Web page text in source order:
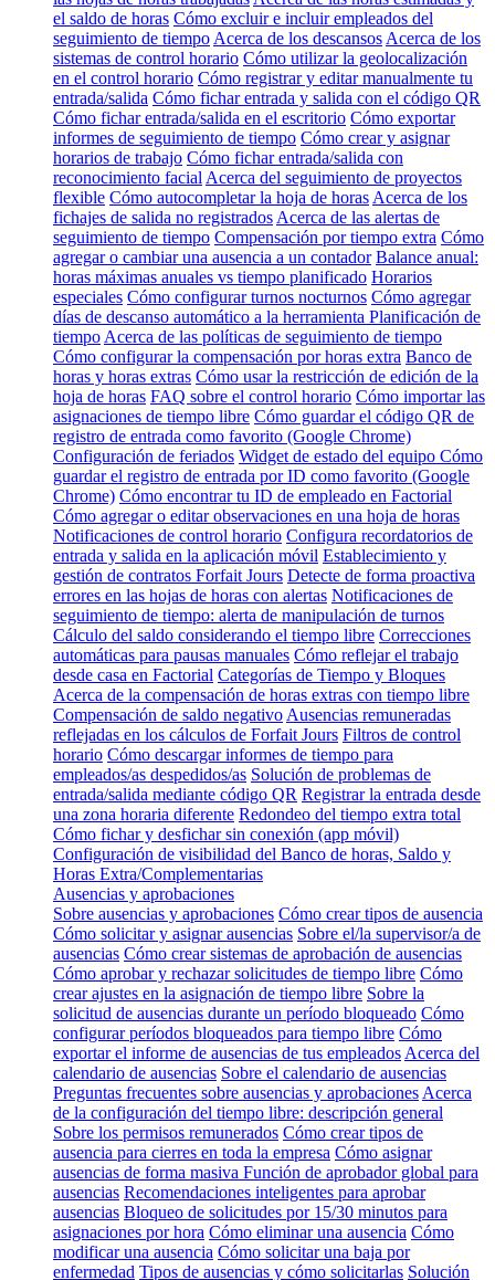
el saldo de horas Cómo excluir e incluir empleados del
seguimiento de tiempo Acerca de los descansos Acerca de los
sistemas de control horario Cómo utilizar la geolocalización
en el control horario Cómo registrar y editar manualmente tu
entrada/salida Cómo fichar entrada y salida con el código QR
Cómo fichar entrada/salida en el escritorio Cómo exportar
informes de seguimiento de tiempo Cómo crear y asignar
horarios de trabajo Cómo fichar entrada/salida con
reconocimiento facial Acerca del seguimiento de proyectos
flexible Cómo autocompletar la hoja de horas Acerca de los
fichajes de salida no registrados Acerca de las alertas de
seguimiento de tiempo Compensación por tiempo extra Cómo
agregar o cambiar una ausencia a un contador Balance anual:
horas máximas anuales vs tiempo planificado Horarios
especiales Cómo configurar turnos nocturnos Cómo agregar
días de descanso automático a la herramienta Planificación de
tiempo Acerca de las políticas de seguimiento de tiempo
Cómo configurar la compensación por horas extra Banco de
horas y horas extras Cómo usar la restricción de edición de la
hoja de horas FAQ sobre el control horario Cómo importar las
asignaciones de tiempo libre Cómo guardar el código QR de
registro de entrada como favorito (Google Chrome)
Configuración de feriados Widget de estado del equipo Cómo
guardar el registro de entrada por ID como favorito (Google
Chrome) Cómo encontrar tu ID de empleado en Factorial
Cómo agregar o editar observaciones en una hoja de horas
Notificaciones de control horario Configura recordatorios de
entrada y salida en la aplicación móvil Establecimiento y
gestión de contratos Forfait Jours Detecte de forma proactiva
errores en las hojas de horas con alertas Notificaciones de
seguimiento de tiempo: alerta de manipulación de turnos
Cálculo del saldo considerando el tiempo libre Correcciones
automáticas para pausas manuales Cómo reflejar el trabajo
desde casa en Factorial Categorías de Tiempo y Bloques
Acerca de la compensación de horas extras con tiempo libre
Compensación de saldo negativo Ausencias remuneradas
reflejadas en los cálculos de Forfait Jours Filtros de control
horario Cómo descargar informes de tiempo para
empleados/as despedidos/as Solución de problemas de
entrada/salida mediante código QR Registrar la entrada desde
una zona horaria diferente Redondeo del tiempo extra total
Cómo fichar y desfichar sin conexión (app móvil)
Configuración de visibilidad del Banco de horas, Saldo y
Horas Extra/Complementarias
Ausencias y aprobaciones
Sobre ausencias y aprobaciones Cómo crear tipos de ausencia
Cómo solicitar y asignar ausencias Sobre el/la supervisor/a de
ausencias Cómo crear sistemas de aprobación de ausencias
Cómo aprobar y rechazar solicitudes de tiempo libre Cómo
crear ajustes en la asignación de tiempo libre Sobre la
solicitud de ausencias durante un período bloqueado Cómo
configurar períodos bloqueados para tiempo libre Cómo
exportar el informe de ausencias de tus empleados Acerca del
calendario de ausencias Sobre el calendario de ausencias
Preguntas frecuentes sobre ausencias y aprobaciones Acerca
de la configuración del tiempo libre: descripción general
Sobre los permisos remunerados Cómo crear tipos de
ausencia para cierres en toda la empresa Cómo asignar
ausencias de forma masiva Función de aprobador global para
ausencias Recomendaciones inteligentes para aprobar
ausencias Bloqueo de solicitudes por 15/30 minutos para
asignaciones por hora Cómo eliminar una ausencia Cómo
modificar una ausencia Cómo solicitar una baja por
enfermedad Tipos de ausencias y cómo solicitarlas Solución